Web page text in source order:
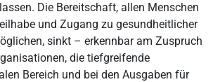
Die Bereitschaft, allen Menschen
und Zugang zu gesundheitlicher
sinkt – erkennbar am Zuspruch
die tiefgreifende
Bereich und bei den Ausgaben für